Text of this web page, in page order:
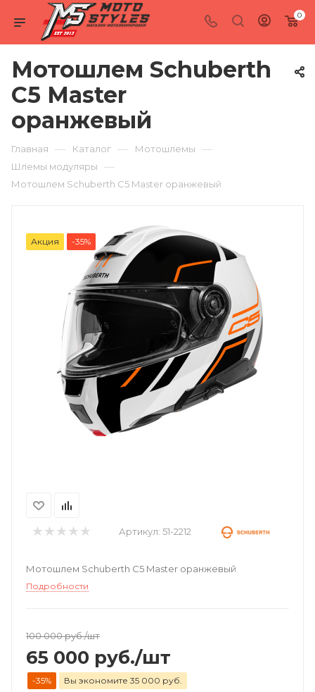
0
Мотошлем Schuberth
C5 Master
оранжевый
Главная — Каталог — Мотошлемы —
Шлемы модуляры —
Мотошлем Schuberth C5 Master оранжевый
Акция -35%
Артикул: 51-2212
Мотошлем Schuberth C5 Master оранжевый
Подробности
100 000руб./шт
65 000 руб./шт
-35% Вы экономите 35 000 руб.